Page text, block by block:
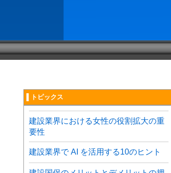
▌トピックス
建設業界における女性の役割拡大の重
要性
建設業界で AI を活用する10のヒント